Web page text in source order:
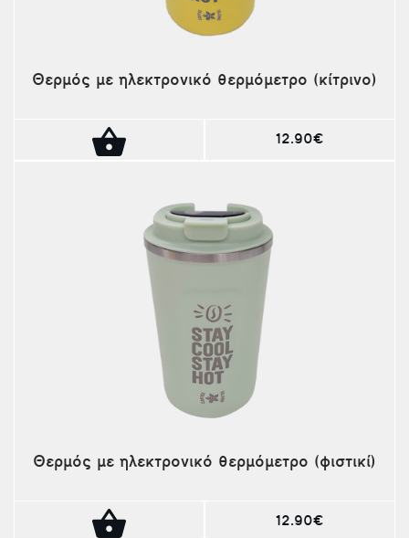
Θερμός με ηλεκτρονικό θερμόμετρο (κίτρινο)
12.90€
Θερμός με ηλεκτρονικό θερμόμετρο (φιστικί)
12.90€